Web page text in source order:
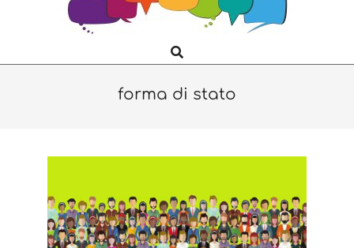
Navigation
Search
forma di stato